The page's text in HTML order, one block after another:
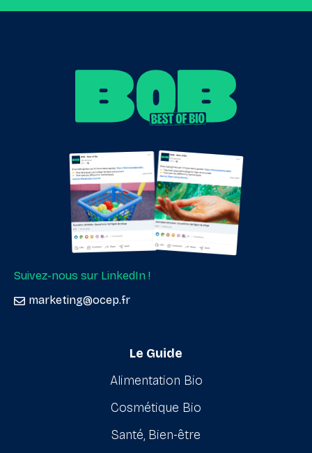
Suivez-nous sur LinkedIn !
marketing@ocep.fr
Le Guide
Alimentation Bio
Cosmétique Bio
Santé, Bien-être